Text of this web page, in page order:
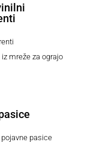
mreže za ograjo
pasice